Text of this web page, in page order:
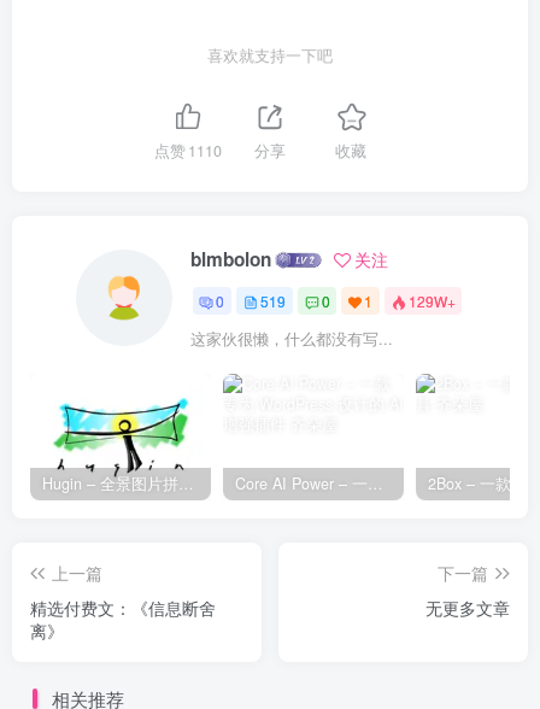
喜欢就支持一下吧
点赞1110 分享 收藏
blmbolon 关注
0 519 0 1 129W+
这家伙很懒，什么都没有写...
Hugin – 全景图片拼接工具 Core AI Power – 一款专为 WordPress 设计的 AI 增强插件
上一篇
精选付费文：《信息断舍
离》
下一篇
无更多文章
相关推荐